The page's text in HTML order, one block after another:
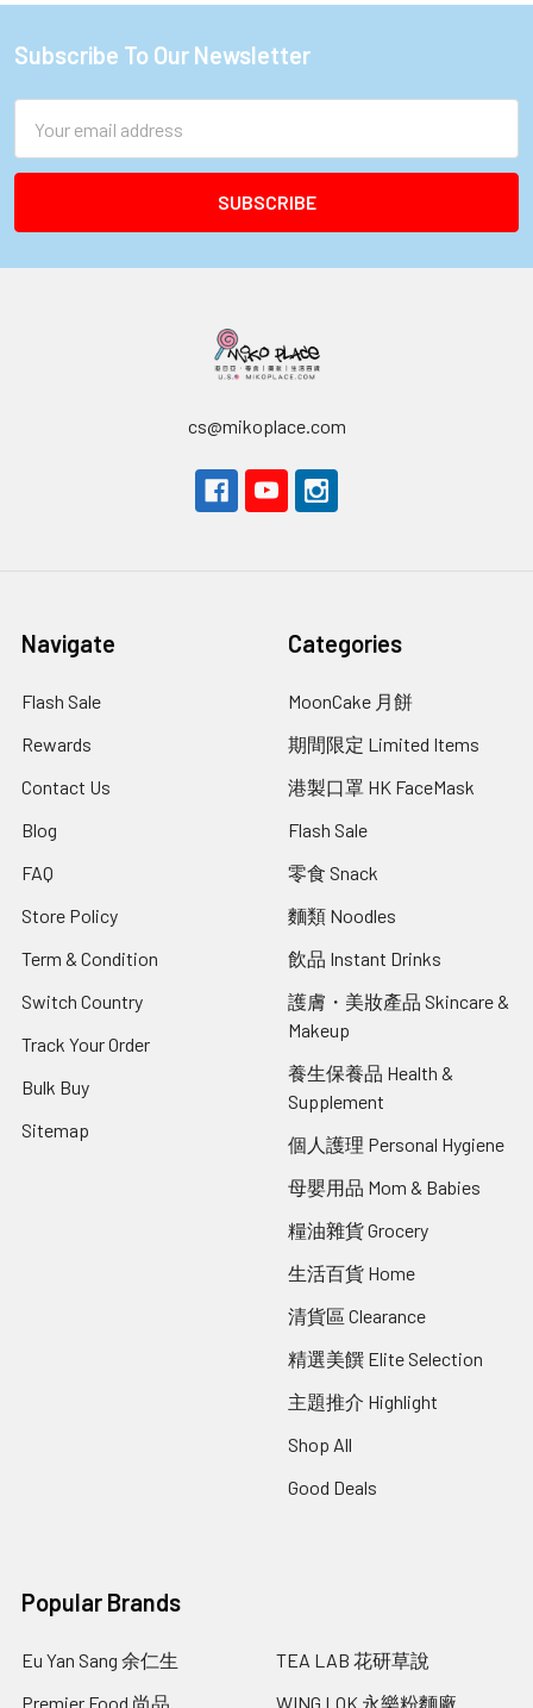
Footer
Subscribe To Our Newsletter
Address
cs@mikoplace.com
Navigate
Flash Sale
Rewards
Contact Us
Blog
FAQ
Store Policy
Term & Condition
Switch Country
Track Your Order
Bulk Buy
Sitemap
Categories
MoonCake 月餅
期間限定 Limited Items
港製口罩 HK FaceMask
Flash Sale
零食 Snack
麵類 Noodles
飲品 Instant Drinks
護膚・美妝產品 Skincare &
Makeup
養生保養品 Health &
Supplement
個人護理 Personal Hygiene
母嬰用品 Mom & Babies
糧油雜貨 Grocery
生活百貨 Home
清貨區 Clearance
精選美饌 Elite Selection
主題推介 Highlight
Shop All
Good Deals
Popular Brands
Eu Yan Sang 余仁生
Premier Food 尚品
TEA LAB 花研草說
WING LOK 永樂粉麵廠